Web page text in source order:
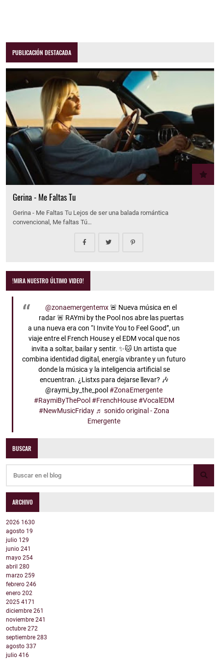
PUBLICACIÓN DESTACADA
Gerina - Me Faltas Tu
Gerina - Me Faltas Tu Lejos de ser una balada romántica
convencional, Me faltas Tú…
!MIRA NUESTRO ÚLTIMO VIDEO!
@zonaemergentemx🚨 Nueva música en el
radar 🚨 RAYmi by the Pool nos abre las puertas
a una nueva era con “I Invite You to Feel Good”, un
viaje entre el French House y el EDM vocal que nos
invita a soltar, bailar y sentir. ✨🐱 Un artista que
combina identidad digital, energía vibrante y un futuro
donde la música y la inteligencia artificial se
encuentran. ¿Listxs para dejarse llevar? 🎶
@raymi_by_the_pool#ZonaEmergente
#RaymiByThePool #FrenchHouse #VocalEDM
#NewMusicFriday ♬ sonido original - Zona
Emergente
BUSCAR
ARCHIVO
2026 1630
agosto 19
julio 129
junio 241
mayo 254
abril 280
marzo 259
febrero 246
enero 202
2025 4171
diciembre 261
noviembre 241
octubre 272
septiembre 283
agosto 337
julio 416